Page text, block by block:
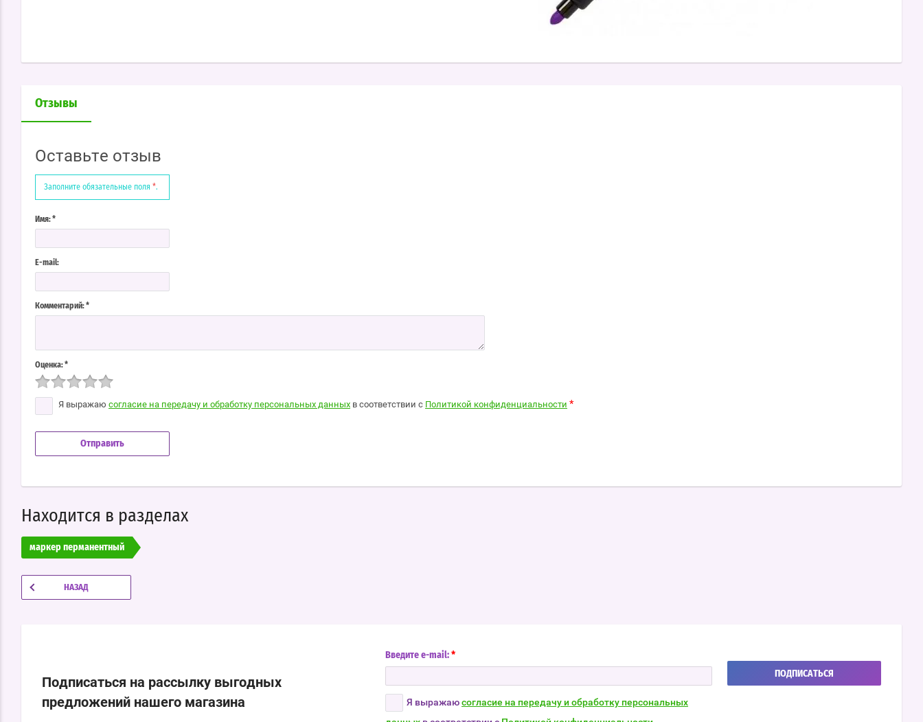
Отзывы
Оставьте отзыв
Заполните обязательные поля *.
Имя:*
E-mail:
Комментарий:*
Оценка:*
Я выражаю согласие на передачу и обработку персональных данных в соответствии с Политикой конфиденциальности *
Находится в разделах
маркер перманентный
НАЗАД
Подписаться на рассылку выгодных
предложений нашего магазина
Введите e-mail: *
Я выражаюсогласие на передачу и обработку персональных
ПОДПИСАТЬСЯ